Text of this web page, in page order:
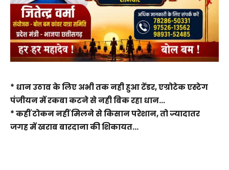
* धान उठाव के लिए अभी तक नही हुआ टेंडर, एग्रोटेक एस्टेग
पंजीयन में रकबा कटने से नही बिक रहा धान…
* कहीं टोकन नहीं मिलने से किसान परेशान, तो ज्यादातर
जगह में खराब बारदाना की शिकायत…